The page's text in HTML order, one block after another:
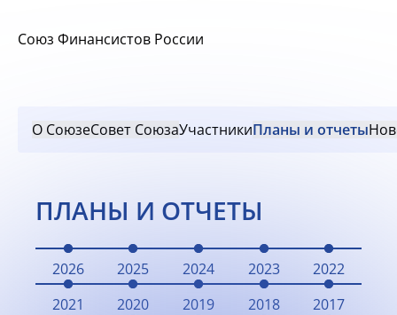
Союз Финансистов России
О СоюзеСовет СоюзаУчастникиПланы и отчеты
ПЛАНЫ И ОТЧЕТЫ
2026 2025 2024 2023
2022
2021
2020 2019 2018
2017